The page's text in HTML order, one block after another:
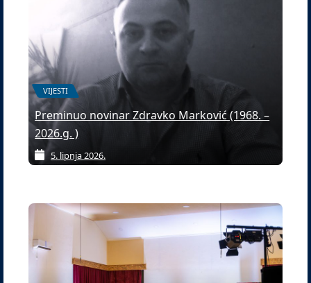
VIJESTI
Preminuo novinar Zdravko Marković (1968. –
2026.g. )
5. lipnja 2026.